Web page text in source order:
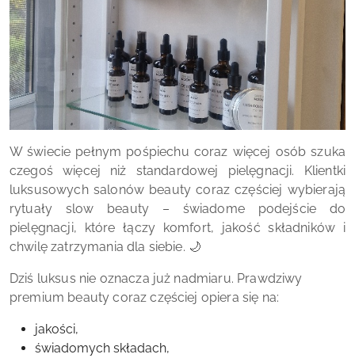
W świecie pełnym pośpiechu coraz więcej osób szuka
czegoś więcej niż standardowej pielęgnacji. Klientki
luksusowych salonów beauty coraz częściej wybierają
rytuały slow beauty – świadome podejście do
pielęgnacji, które łączy komfort, jakość składników i
chwilę zatrzymania dla siebie. 🌙
Dziś luksus nie oznacza już nadmiaru. Prawdziwy
premium beauty coraz częściej opiera się na:
jakości,
świadomych składach,